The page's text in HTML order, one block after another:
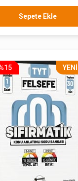
Sepete Ekle
YENI
ÜRÜN